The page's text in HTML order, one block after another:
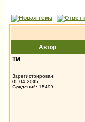
Автор
ТМ
Зарегистрирован:
05.04.2005
Суждений: 15499